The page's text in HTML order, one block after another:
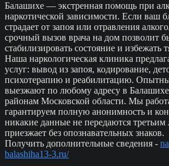
Балашихе — экстренная помощь при
наркотической зависимости. Если ваш
страдает от запоя или отравления
срочный вызов врача на дом позволит
стабилизировать состояние и избежать
Наша наркологическая клиника
услуг: вывод из запоя, кодирование,
психотерапию и реабилитацию.
выезжают по любому адресу в
районам Московской области. Мы
гарантируем полную анонимность и
никакие данные не передаются третьим
приезжает без опознавательных знаков.
Получить дополнительные сведения -
balashiha13-3.ru/